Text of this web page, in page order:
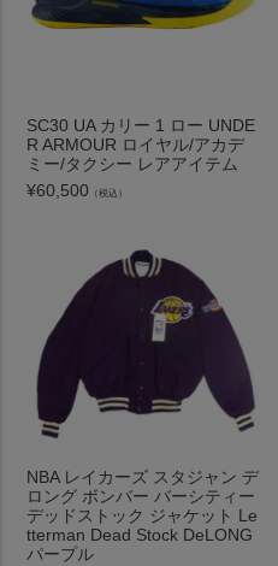
SC30 UA カリー 1 ロー UNDE
R ARMOUR ロイヤル/アカデ
ミー/タクシー レアアイテム
¥60,500 （税込）
NBA レイカーズ スタジャン デ
ロング ボンバー バーシティー
デッドストック ジャケット Le
tterman Dead Stock DeLONG
パープル